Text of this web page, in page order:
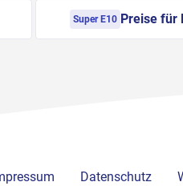
Super E10 Preise für
Datenschutz